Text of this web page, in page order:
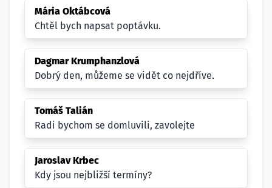
Mária Oktábcová
Chtěl bych napsat poptávku.
Dagmar Krumphanzlová
Dobrý den, můžeme se vidět co nejdříve.
Tomáš Talián
Radi bychom se domluvili, zavolejte
Jaroslav Krbec
Kdy jsou nejbližší termíny?